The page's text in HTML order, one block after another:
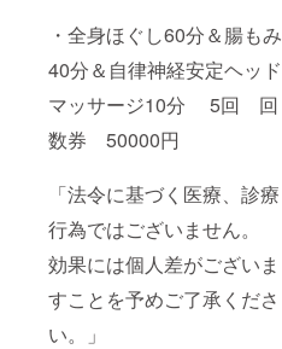
・全身ほぐし60分＆腸もみ
40分＆自律神経安定ヘッド
マッサージ10分 5回 回
数券 50000円
「法令に基づく医療、診療
行為ではございません。
効果には個人差がございま
すことを予めご了承くださ
い。」